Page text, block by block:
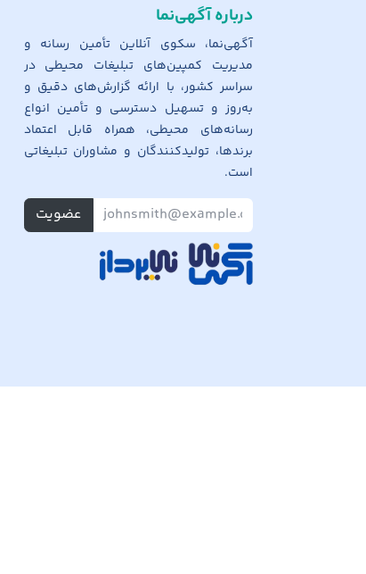
درباره آگهی‌نما
آگهی‌نما، سکوی آنلاین تأمین رسانه و
مدیریت کمپین‌های تبلیغات محیطی در
سراسر کشور، با ارائه گزارش‌های دقیق و
به‌روز و تسهیل دسترسی و تأمین انواع
رسانه‌های محیطی، همراه قابل اعتماد
برندها، تولیدکنندگان و مشاوران تبلیغاتی
است.
عضویت